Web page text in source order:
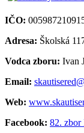
IČO:
Adresa: Školská
Vodca zboru: Ivan
Email:
Web:
Facebook: 82. zbor